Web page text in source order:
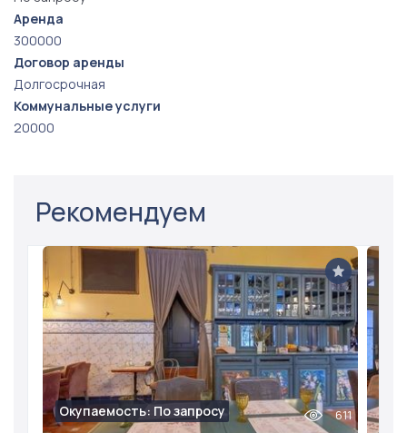
Аренда
300000
Договор аренды
Долгосрочная
Коммунальные услуги
20000
Рекомендуем
Окупаемость: По запросу 611